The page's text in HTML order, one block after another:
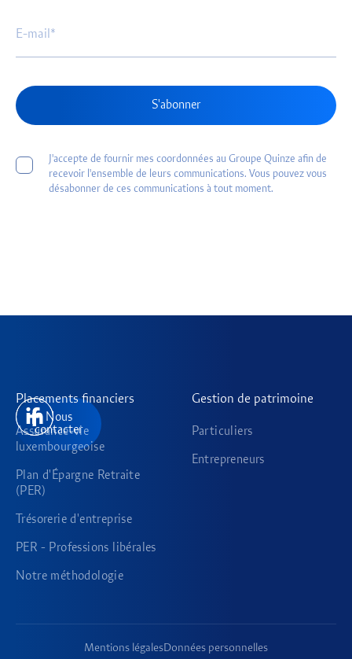
J'accepte de fournir mes coordonnées au Groupe Quinze afin de
recevoir l'ensemble de leurs communications. Vous pouvez vous
désabonner de ces communications à tout moment.
S'abonner
Nous
contacter
Placements financiers
Assurance-vie
luxembourgeoise
Plan d'Épargne Retraite
(PER)
Trésorerie d'entreprise
PER - Professions libérales
Notre méthodologie
Gestion de patrimoine
Particuliers
Entrepreneurs
Mentions légalesDonnées personnelles